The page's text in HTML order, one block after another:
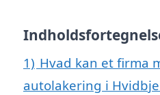
1) Hvad kan et firma
autolakering i